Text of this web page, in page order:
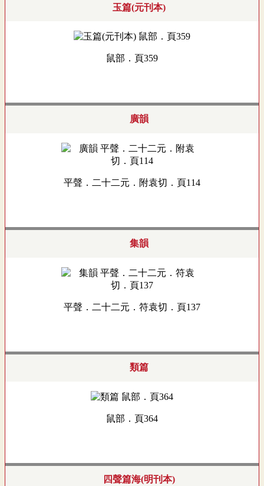
玉篇(元刊本)
鼠部．頁359
廣韻
平聲．二十二元．附袁切．頁114
集韻
平聲．二十二元．符袁切．頁137
類篇
鼠部．頁364
四聲篇海(明刊本)